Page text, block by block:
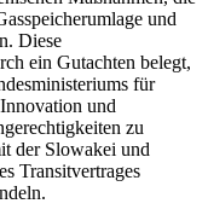
und
Diese
ein Gutachten belegt,
für
und
zu
der Slowakei und
Transitvertrages